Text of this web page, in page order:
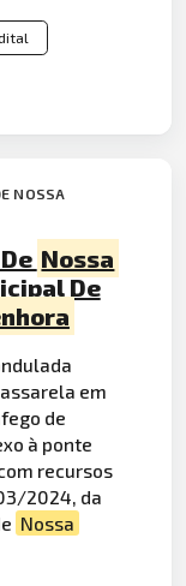
NOSSA
De Nossa
De
em
de
à ponte
recursos
2024, da
Nossa